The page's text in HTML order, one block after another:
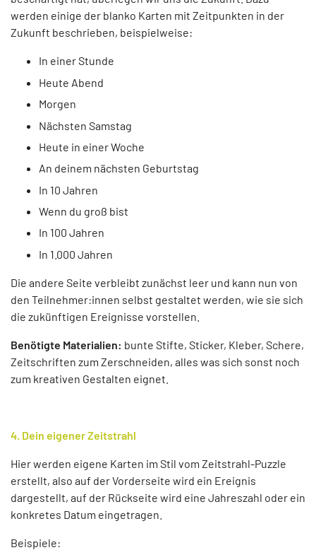
werden einige der blanko Karten mit Zeitpunkten in der
Zukunft beschrieben, beispielweise:
In einer Stunde
Heute Abend
Morgen
Nächsten Samstag
Heute in einer Woche
An deinem nächsten Geburtstag
In 10 Jahren
Wenn du groß bist
In 100 Jahren
In 1.000 Jahren
Die andere Seite verbleibt zunächst leer und kann nun von
den Teilnehmer:innen selbst gestaltet werden, wie sie sich
die zukünftigen Ereignisse vorstellen.
Benötigte Materialien: bunte Stifte, Sticker, Kleber, Schere,
Zeitschriften zum Zerschneiden, alles was sich sonst noch
zum kreativen Gestalten eignet.
4. Dein eigener Zeitstrahl
Hier werden eigene Karten im Stil vom Zeitstrahl-Puzzle
erstellt, also auf der Vorderseite wird ein Ereignis
dargestellt, auf der Rückseite wird eine Jahreszahl oder ein
konkretes Datum eingetragen.
Beispiele: